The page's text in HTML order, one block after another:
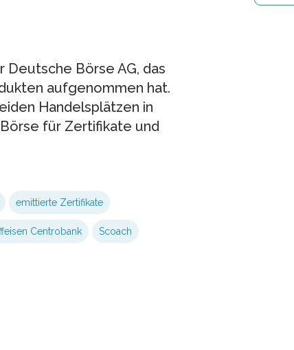
Deutsche Börse AG, das
aufgenommen hat.
Handelsplätzen in
für Zertifikate und
emittierte Zertifikate
Centrobank Scoach